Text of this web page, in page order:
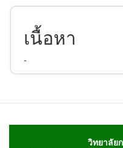
เนื้อหา
-
วิทยาลัย